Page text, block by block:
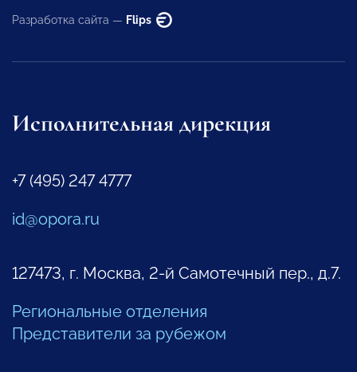
Разработка сайта — Flips
Исполнительная дирекция
+7 (495) 247 4777
id@opora.ru
127473, г. Москва, 2-й Самотечный пер., д.7.
Региональные отделения
Представители за рубежом